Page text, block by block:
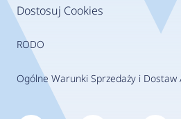
Dostosuj Cookies
RODO
Ogólne Warunki Sprzedaży i Dostaw